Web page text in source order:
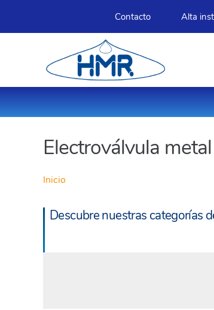
Contacto Alta
Electroválvula
Inicio
Descubre nuestras categorías